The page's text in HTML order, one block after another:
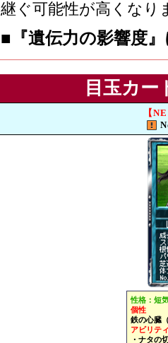
継ぐ可能性が高くなり
■『遺伝力の影響度
目玉カ
【
性格：短
個性
鉄の心臓
アビリテ
・ナタの